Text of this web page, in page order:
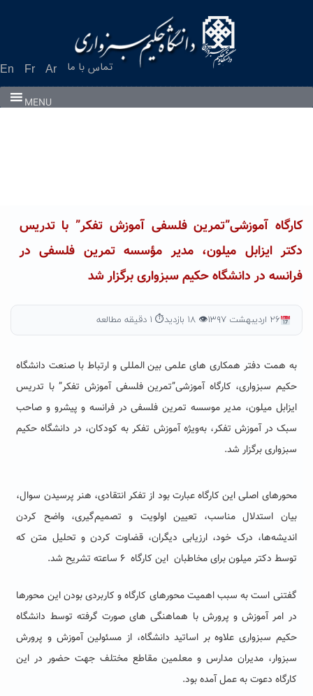
En Fr Ar تماس با ما
MENU
کارگاه آموزشی”تمرین فلسفی آموزش تفکر” با تدریس
دکتر ایزابل میلون، مدیر مؤسسه تمرین فلسفی در
فرانسه در دانشگاه حکیم سبزواری برگزار شد
۲۶ اردیبهشت ۱۳۹۷ 👁 ۱۸ بازدید ⏱ ۱ دقیقه مطالعه
به همت دفتر همکاری های علمی بین المللی و ارتباط با صنعت دانشگاه
حکیم سبزواری، کارگاه آموزشی”تمرین فلسفی آموزش تفکر” با تدریس
ایزابل میلون، مدیر موسسه تمرین فلسفی در فرانسه و پیشرو و صاحب
سبک در آموزش تفکر، به‌ویژه آموزش تفکر به کودکان، در دانشگاه حکیم
سبزواری برگزار شد.
محورهای اصلی این کارگاه عبارت بود از تفکر انتقادی، هنر پرسیدن سوال،
بیان استدلال مناسب، تعیین اولویت و تصمیم‌گیری، واضح کردن
اندیشه‌ها، درک خود، ارزیابی دیگران، قضاوت کردن و تحلیل متن که
توسط دکتر میلون برای مخاطبان این کارگاه ۶ ساعته تشریح شد.
گفتنی است به سبب اهمیت محورهای کارگاه و کاربردی بودن این محورها
در امر آموزش و پرورش با هماهنگی های صورت گرفته توسط دانشگاه
حکیم سبزواری علاوه بر اساتید دانشگاه، از مسئولین آموزش و پرورش
سبزوار، مدیران مدارس و معلمین مقاطع مختلف جهت حضور در این
کارگاه دعوت به عمل آمده بود.